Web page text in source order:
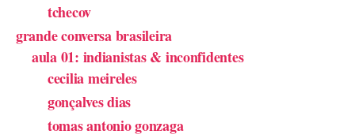
tchecov
grande conversa brasileira
aula 01: indianistas & inconfidentes
cecilia meireles
gonçalves dias
tomas antonio gonzaga